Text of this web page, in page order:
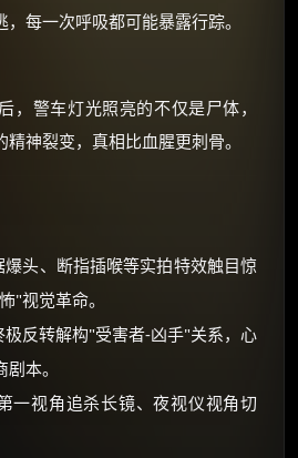
每一次呼吸都可能暴露行踪。
，警车灯光照亮的不仅是尸体，
神裂变，真相比血腥更刺骨。
爆头、断指插喉等实拍特效触目惊
"视觉革命。
极反转解构"受害者-凶手"关系，心
本。
一视角追杀长镜、夜视仪视角切